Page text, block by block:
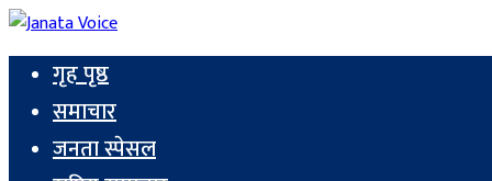
गृह पृष्ठ
समाचार
जनता स्पेसल